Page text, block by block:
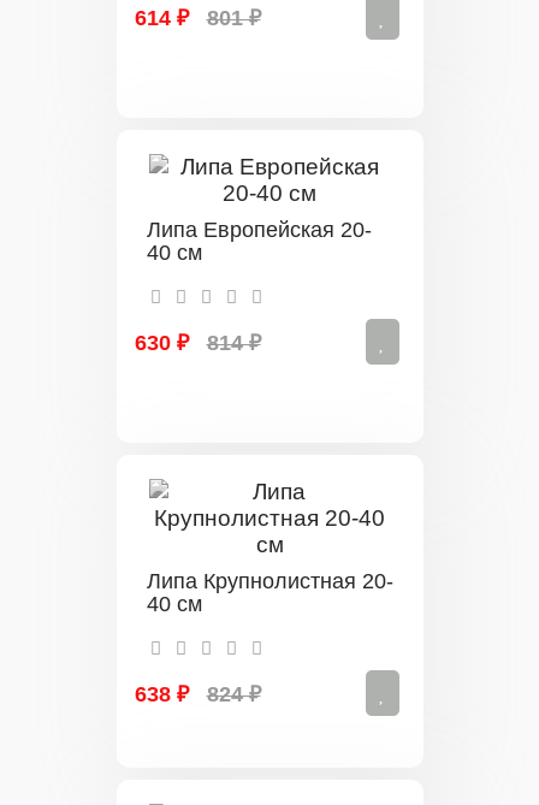
614 ₽ 801 ₽
Липа Европейская 20-
40 см
630 ₽ 814 ₽
Липа Крупнолистная 20-
40 см
638 ₽ 824 ₽